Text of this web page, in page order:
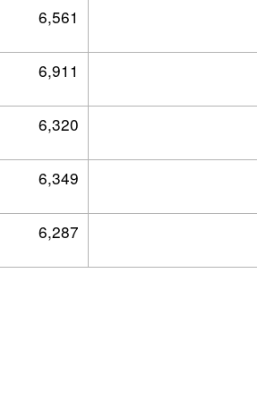
6,561
6,911
6,320
6,349
6,287